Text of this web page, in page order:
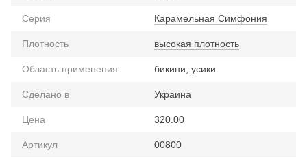
Серия Карамельная Симфония
Плотность высокая плотность
Область применения бикини, усики
Сделано в Украина
Цена 320.00
Артикул 00800